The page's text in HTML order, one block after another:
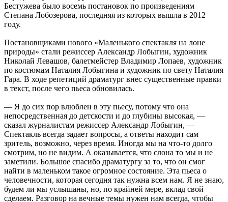
Бестужева было восемь постановок по произведениям
Степана Лобозерова, последняя из которых вышла в 2012
году.
Постановщиками нового «Маленького спектакля на лоне
природы» стали режиссер Александр Лобыгин, художник
Николай Левашов, балетмейстер Владимир Лопаев, художник
по костюмам Наталия Лобыгина и художник по свету Наталия
Гара. В ходе репетиций драматург внес существенные правки
в текст, после чего пьеса обновилась.
— Я до сих пор влюблен в эту пьесу, потому что она
непосредственная до детскости и до глубины высокая, —
сказал журналистам режиссер Александр Лобыгин, —
Спектакль всегда задает вопросы, а ответы находит сам
зритель, возможно, через время. Иногда мы на что-то долго
смотрим, но не видим. А оказывается, что слона то мы и не
заметили. Большое спасибо драматургу за то, что он смог
найти в маленьком такое огромное состояние. Эта пьеса о
человечности, которая сегодня так нужна всем нам. Я не знаю,
будем ли мы услышаны, но, по крайней мере, вклад свой
сделаем. Разговор на вечные темы нужен нам всегда, чтобы